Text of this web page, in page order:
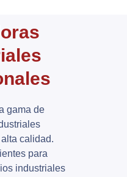
gama de
calidad.
para
industriales